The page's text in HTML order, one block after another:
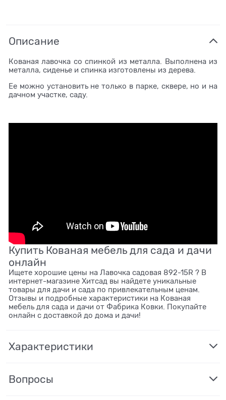
Описание
Кованая лавочка со спинкой из металла. Выполнена из
металла, сиденье и спинка изготовлены из дерева.
Ее можно установить не только в парке, сквере, но и на
дачном участке, саду.
Купить Кованая мебель для сада и дачи
онлайн
Ищете хорошие цены на Лавочка садовая 892-15R ? В
интернет-магазине Хитсад вы найдете уникальные
товары для дачи и сада по привлекательным ценам.
Отзывы и подробные характеристики на Кованая
мебель для сада и дачи от Фабрика Ковки. Покупайте
онлайн с доставкой до дома и дачи!
Характеристики
Вопросы